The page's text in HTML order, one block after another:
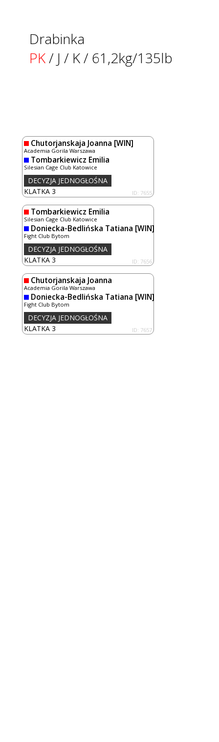
Drabinka
PK/ J / K / 61,2kg/135lb
Chutorjanskaja Joanna [WIN]
Academia Gorila Warszawa
Tombarkiewicz Emilia
Silesian Cage Club Katowice
KLATKA 3 ID: 7655
DECYZJA JEDNOGŁOŚNA
Tombarkiewicz Emilia
Silesian Cage Club Katowice
Doniecka-Bedlińska Tatiana [WIN]
Fight Club Bytom
KLATKA 3 ID: 7656
DECYZJA JEDNOGŁOŚNA
Chutorjanskaja Joanna
Academia Gorila Warszawa
Doniecka-Bedlińska Tatiana [WIN]
Fight Club Bytom
KLATKA 3 ID: 7657
DECYZJA JEDNOGŁOŚNA